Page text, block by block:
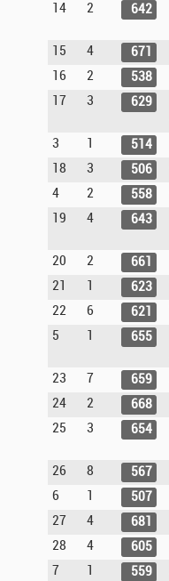
14
2 642
15 4 671
16
2 538
17
3 629
3 1 514
18
3 506
4
2 558
19
4 643
20 2 661
21
1 623
22
6 621
5
1 655
23 7 659
24
2 668
25
3 654
26 8 567
6
1 507
27
4 681
28
4 605
7
1 559